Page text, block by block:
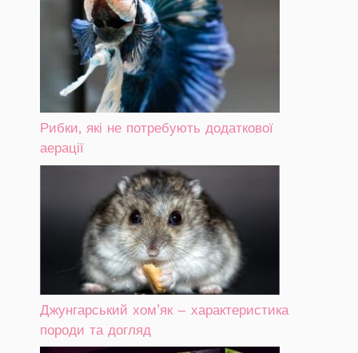
Рибки, які не потребують додаткової
аерації
Джунгарський хом’як – характеристика
породи та догляд